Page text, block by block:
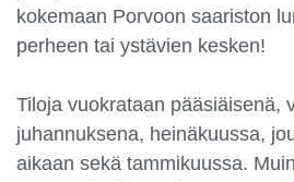
kokemaan Porvoon saariston
perheen tai ystävien kesken!
Tiloja vuokrataan pääsiäisenä,
juhannuksena, heinäkuussa,
aikaan sekä tammikuussa.